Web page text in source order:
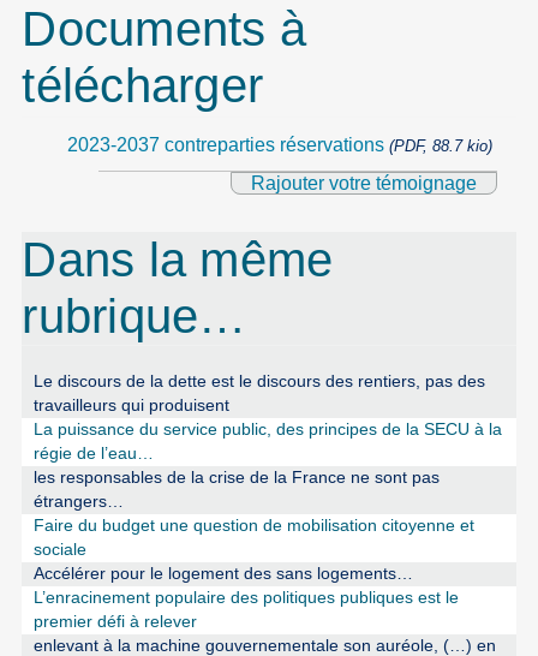
Documents à
télécharger
2023-2037 contreparties réservations (PDF, 88.7 kio)
Rajouter votre témoignage
Dans la même
rubrique…
Le discours de la dette est le discours des rentiers, pas des
travailleurs qui produisent
La puissance du service public, des principes de la SECU à la
régie de l’eau…
les responsables de la crise de la France ne sont pas
étrangers…
Faire du budget une question de mobilisation citoyenne et
sociale
Accélérer pour le logement des sans logements…
L’enracinement populaire des politiques publiques est le
premier défi à relever
enlevant à la machine gouvernementale son auréole, (…) en